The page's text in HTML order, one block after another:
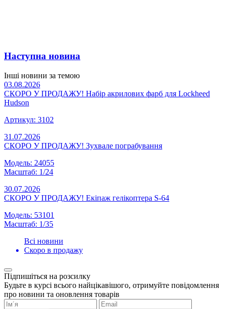
Наступна новина
Інші новини за темою
03.08.2026
СКОРО У ПРОДАЖУ! Набір акрилових фарб для Lockheed
Hudson
Артикул: 3102
31.07.2026
СКОРО У ПРОДАЖУ! Зухвале пограбування
Модель: 24055
Масштаб: 1/24
30.07.2026
СКОРО У ПРОДАЖУ! Екіпаж гелікоптера S-64
Модель: 53101
Масштаб: 1/35
Всі новини
Скоро в продажу
Підпишіться на розсилку
Будьте в курсі всього найцікавішого, отримуйте повідомлення
про новини та оновлення товарів